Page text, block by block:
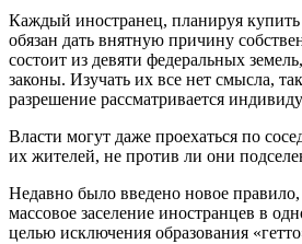
Каждый иностранец, планируя
обязан дать внятную причину
состоит из девяти федеральных
законы. Изучать их все нет смысла,
разрешение рассматривается
Власти могут даже проехаться по
их жителей, не против ли они
Недавно было введено новое правило,
массовое заселение иностранцев в
целью исключения образования